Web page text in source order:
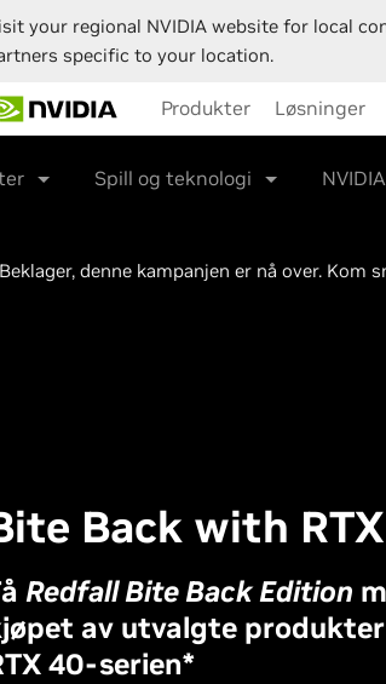
your regional NVIDIA website for local
specific to your location.
Produkter Løsninger
Spill og teknologi
Beklager, denne kampanjen er nå over. Kom
Back with RTX
Redfall Bite Back Edition
av utvalgte produkter
40-serien*